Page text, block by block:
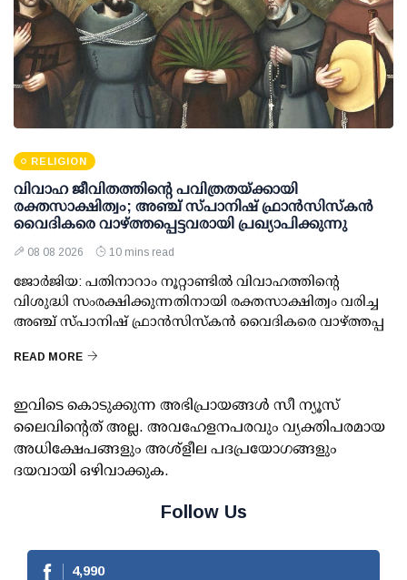
RELIGION
വിവാഹ ജീവിതത്തിന്റെ പവിത്രതയ്ക്കായി
രക്തസാക്ഷിത്വം; അഞ്ച് സ്പാനിഷ് ഫ്രാന്‍സിസ്‌കന്‍
വൈദികരെ വാഴ്ത്തപ്പെട്ടവരായി പ്രഖ്യാപിക്കുന്നു
08 08 2026 10 mins read
ജോര്‍ജിയ: പതിനാറാം നൂറ്റാണ്ടിൽ വിവാഹത്തിന്റെ
വിശുദ്ധി സംരക്ഷിക്കുന്നതിനായി രക്തസാക്ഷിത്വം വരിച്ച
അഞ്ച് സ്പാനിഷ് ഫ്രാന്‍സിസ്‌കന്‍ വൈദികരെ വാഴ്ത്തപ്പ
READ MORE
ഇവിടെ കൊടുക്കുന്ന അഭിപ്രായങ്ങള്‍ സീ ന്യൂസ്
ലൈവിന്റെത് അല്ല. അവഹേളനപരവും വ്യക്തിപരമായ
അധിക്ഷേപങ്ങളും അശ്‌ളീല പദപ്രയോഗങ്ങളും
ദയവായി ഒഴിവാക്കുക.
Follow Us
4,990